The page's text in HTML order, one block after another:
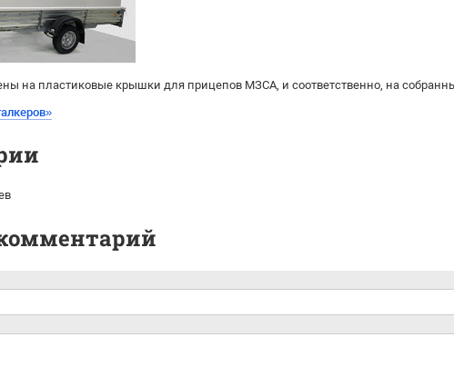
на пластиковые крышки для прицепов МЗСА, и соответственно, на